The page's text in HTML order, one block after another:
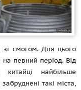
зі смогом. Для цього
на певний період. Від
найбільше
такі міста,